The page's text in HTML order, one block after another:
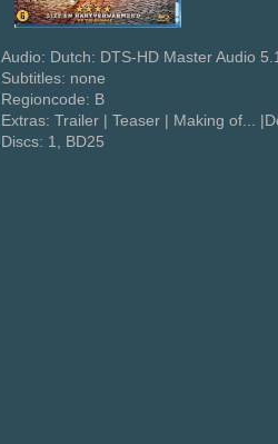
Audio: Dutch: DTS-HD Master Audio 5.1
Subtitles: none
Regioncode: B
Extras: Trailer | Teaser | Making of...
Discs: 1, BD25